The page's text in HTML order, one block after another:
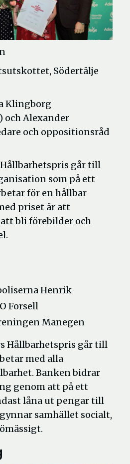
Södertälje
Klingborg
och Alexander
och oppositionsråd
går till
som på ett
för en hållbar
priset är att
bli förebilder och
Henrik
Forsell
Manegen
Hållbarhetspris går till
med alla
Banken bidrar
genom att på ett
låna ut pengar till
samhället socialt,